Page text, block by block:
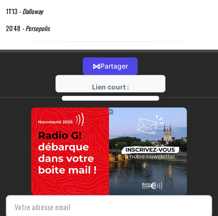
11'13 - Dalloway
20'48 - Persepolis
⋈Partager
Lien court :
https://radio-g.fr?18518
⧉